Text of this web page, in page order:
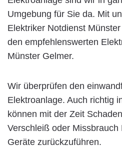
Umgebung für Sie da. Mit
Elektriker Notdienst
den empfehlenswerten
Münster Gelmer.
Wir überprüfen den
Elektroanlage. Auch richtig
können mit der Zeit
Verschleiß oder Missbrauch
Geräte zurückzuführen.